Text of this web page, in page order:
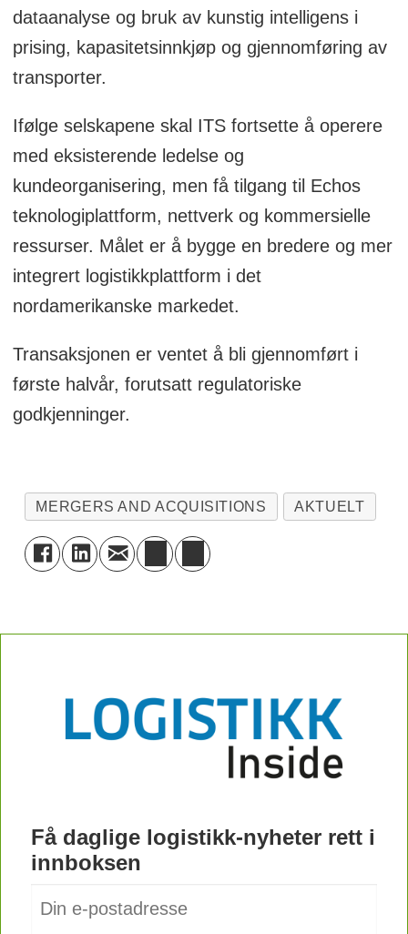
dataanalyse og bruk av kunstig intelligens i
prising, kapasitetsinnkjøp og gjennomføring av
transporter.
Ifølge selskapene skal ITS fortsette å operere
med eksisterende ledelse og
kundeorganisering, men få tilgang til Echos
teknologiplattform, nettverk og kommersielle
ressurser. Målet er å bygge en bredere og mer
integrert logistikkplattform i det
nordamerikanske markedet.
Transaksjonen er ventet å bli gjennomført i
første halvår, forutsatt regulatoriske
godkjenninger.
MERGERS AND ACQUISITIONS AKTUELT
Få daglige logistikk-nyheter rett i
innboksen